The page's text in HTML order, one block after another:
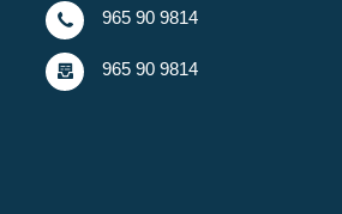
965 90 9814
965 90 9814